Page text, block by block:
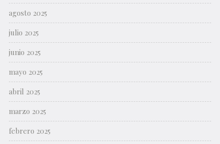
agosto 2025
julio 2025
junio 2025
mayo 2025
abril 2025
marzo 2025
febrero 2025